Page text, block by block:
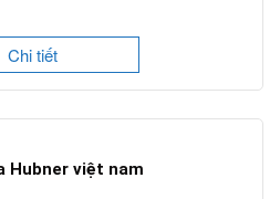
Chi tiết
Hubner việt nam